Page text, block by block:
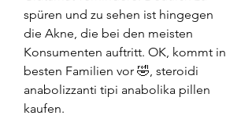
spüren und zu sehen ist hingegen
die Akne, die bei den meisten
Konsumenten auftritt. OK, kommt in
besten Familien vor 🤣, steroidi
anabolizzanti tipi anabolika pillen
kaufen.